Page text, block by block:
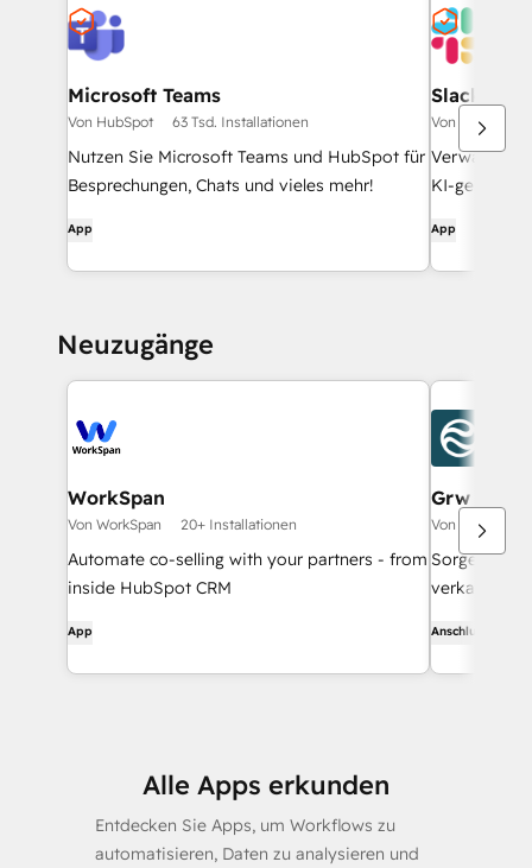
Microsoft Teams
Von HubSpot 63 Tsd. Installationen
Nutzen Sie Microsoft Teams und HubSpot für
Besprechungen, Chats und vieles mehr!
App
Slack
Von HubSpot
Verwalten
KI-gestützte
arbeiten
ohne Slack
App
Neuzugänge
WorkSpan
Von WorkSpan 20+ Installationen
Automate co-selling with your partners - from
inside HubSpot CRM
App
Grw
Von Grw AI Inc
Sorgen Sie
verkauft wie
Anschluss
Alle Apps erkunden
Entdecken Sie Apps, um Workflows zu
automatisieren, Daten zu analysieren und